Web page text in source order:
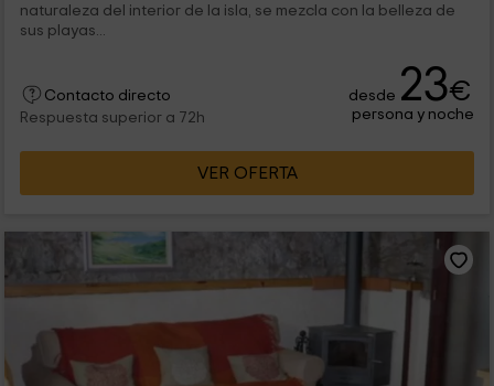
naturaleza del interior de la isla, se mezcla con la belleza de
sus playas...
Contacto directo
Respuesta superior a 72h
desde 23€
persona y noche
VER OFERTA